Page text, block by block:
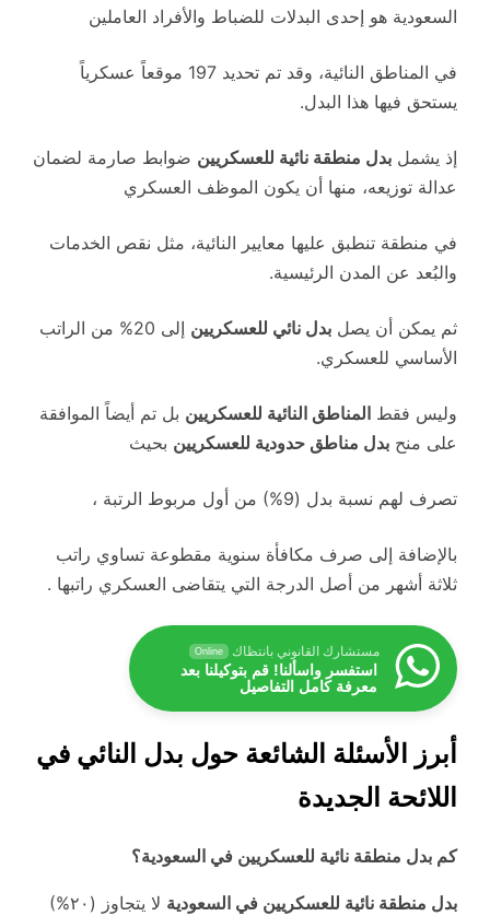
السعودية هو إحدى البدلات للضباط والأفراد العاملين
في المناطق النائية، وقد تم تحديد 197 موقعاً عسكرياً
يستحق فيها هذا البدل.
إذ ​يشمل بدل منطقة نائية للعسكريين ضوابط صارمة لضمان
عدالة توزيعه، منها أن يكون الموظف العسكري
في منطقة تنطبق عليها معايير النائية، مثل نقص الخدمات
والبُعد عن المدن الرئيسية.
ثم يمكن أن يصل بدل نائي للعسكريين
إلى 20% من الراتب
الأساسي للعسكري.
وليس فقط المناطق النائية للعسكريين بل تم أيضاً الموافقة
على منح بدل مناطق حدودية للعسكريين بحيث
تصرف لهم نسبة بدل (9%) من أول مربوط الرتبة ،
بالإضافة إلى صرف مكافأة سنوية مقطوعة تساوي راتب
ثلاثة أشهر من أصل الدرجة التي يتقاضى العسكري راتبها .
مستشارك القانوني بانتظاك Online
استفسر واسألنا! قم بتوكيلنا بعد
معرفة كامل التفاصيل
أبرز الأسئلة الشائعة حول بدل النائي في
اللائحة الجديدة
كم بدل منطقة نائية للعسكريين في السعودية؟
بدل منطقة نائية للعسكريين في السعودية
لا يتجاوز (٢٠%)